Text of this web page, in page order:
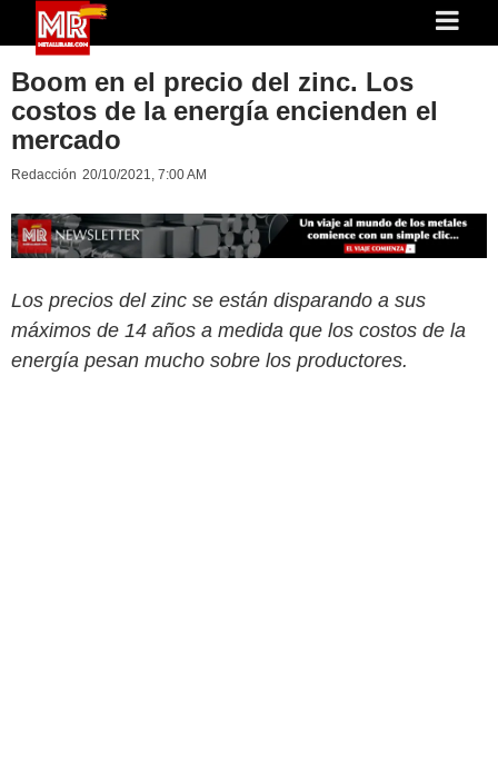
Boom en el precio del zinc. Los
costos de la energía encienden el
mercado
Redacción 20/10/2021, 7:00 AM
Los precios del zinc se están disparando a sus
máximos de 14 años a medida que los costos de la
energía pesan mucho sobre los productores.